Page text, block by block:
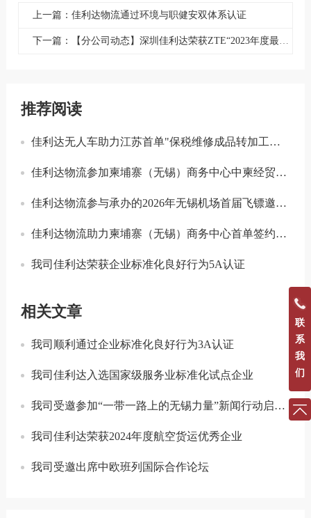
上一篇：佳利达物流通过环境与职健安双体系认证
下一篇：【分公司动态】深圳佳利达荣获ZTE“2023年度最佳合作奖”
推荐阅读
佳利达无人车助力江苏首单"保税维修成品转加工再出口"业务落地
佳利达物流参加柬埔寨（无锡）商务中心中柬经贸合作专题座谈会
佳利达物流参与承办的2026年无锡机场首届飞镖邀请赛圆满落幕
佳利达物流助力柬埔寨（无锡）商务中心首单签约落地
我司佳利达荣获企业标准化良好行为5A认证
相关文章
我司顺利通过企业标准化良好行为3A认证
我司佳利达入选国家级服务业标准化试点企业
我司受邀参加“一带一路上的无锡力量”新闻行动启动仪式
我司佳利达荣获2024年度航空货运优秀企业
我司受邀出席中欧班列国际合作论坛
联
系
我
们